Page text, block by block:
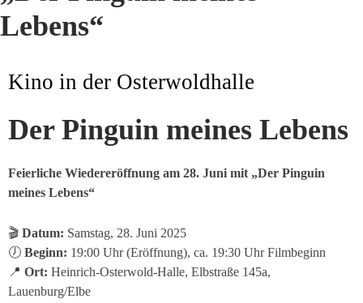
Lebens“
Kino in der Osterwoldhalle
Der Pinguin meines Lebens
Feierliche Wiedereröffnung am 28. Juni mit „Der Pinguin
meines Lebens“
🎬 Datum: Samstag, 28. Juni 2025
🕖 Beginn: 19:00 Uhr (Eröffnung), ca. 19:30 Uhr Filmbeginn
📍 Ort: Heinrich-Osterwold-Halle, Elbstraße 145a,
Lauenburg/Elbe